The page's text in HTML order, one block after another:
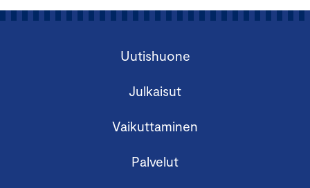
Uutishuone
Julkaisut
Vaikuttaminen
Palvelut